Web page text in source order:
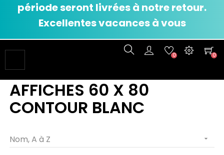
période seront livrées à notre retour.
Excellentes vacances à vous
la
navigation
0 0
AFFICHES 60 X 80
CONTOUR BLANC
Nom, A à Z 